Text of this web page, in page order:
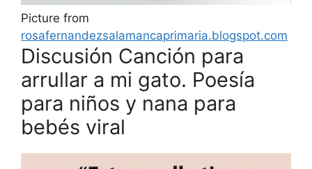
Picture from
rosafernandezsalamancaprimaria.blogspot.com
Discusión Canción para
arrullar a mi gato. Poesía
para niños y nana para
bebés viral